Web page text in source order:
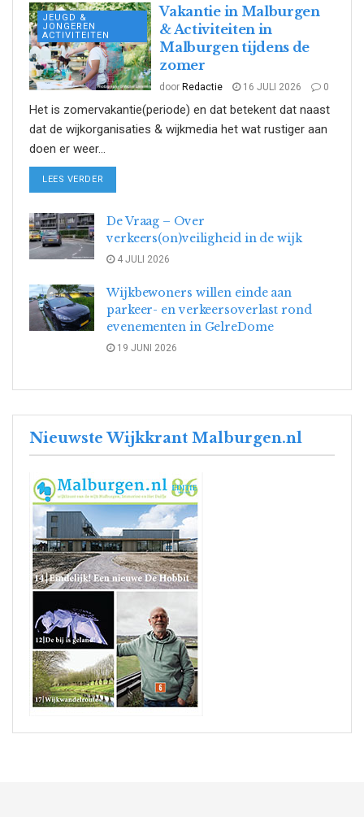
JEUGD &
JONGEREN
ACTIVITEITEN
Vakantie in Malburgen
& Activiteiten in
Malburgen tijdens de
zomer
door Redactie 16 JULI 2026 0
Het is zomervakantie(periode) en dat betekent dat naast
dat de wijkorganisaties & wijkmedia het wat rustiger aan
doen er weer...
LEES VERDER
De Vraag – Over
verkeers(on)veiligheid in de wijk
4 JULI 2026
Wijkbewoners willen einde aan
parkeer- en verkeersoverlast rond
evenementen in GelreDome
19 JUNI 2026
Nieuwste Wijkkrant Malburgen.nl